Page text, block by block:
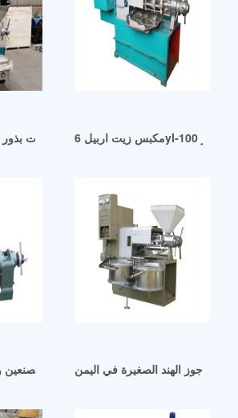
أرخص ماكينة استخراج زيت
آلة استخلاص زيت الفول السوداني –
زيت جوز الهند الصغيرة في اليمن